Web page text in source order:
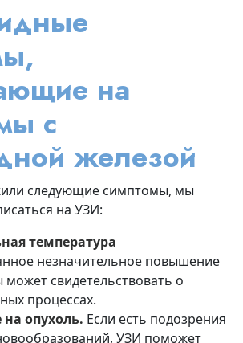
на
с
железой
следующие симптомы, мы
на УЗИ:
температура
незначительное повышение
свидетельствовать о
процессах.
опухоль. Если есть подозрения
УЗИ поможет